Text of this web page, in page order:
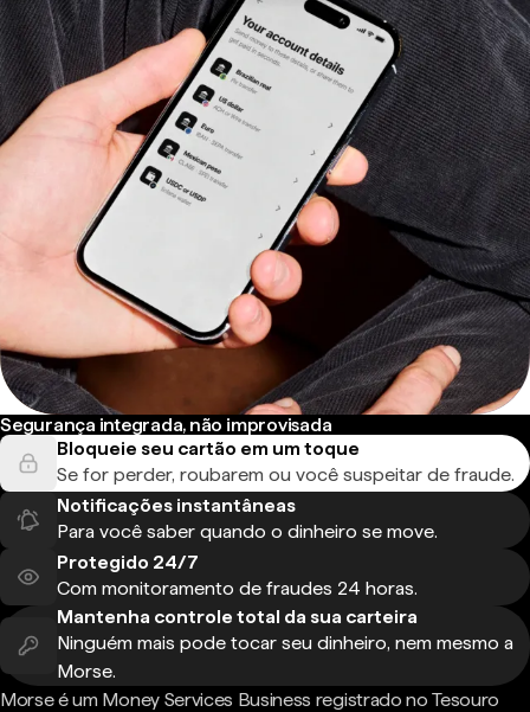
Segurança integrada, não improvisada
Bloqueie seu cartão em um toque
Se for perder, roubarem ou você suspeitar de fraude.
Notificações instantâneas
Para você saber quando o dinheiro se move.
Protegido 24/7
Com monitoramento de fraudes 24 horas.
Mantenha controle total da sua carteira
Ninguém mais pode tocar seu dinheiro, nem mesmo a
Morse.
Morse é um Money Services Business registrado no Tesouro